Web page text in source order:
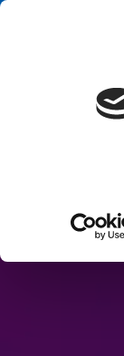
перейти к